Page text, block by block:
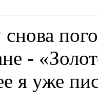
снова
-
я уже